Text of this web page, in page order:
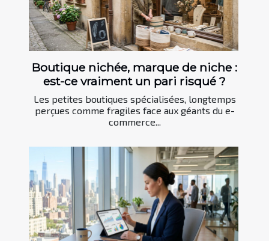
Boutique nichée, marque de niche :
est-ce vraiment un pari risqué ?
Les petites boutiques spécialisées, longtemps
perçues comme fragiles face aux géants du e-
commerce...